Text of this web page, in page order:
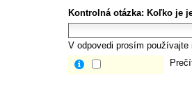
Kontrolná otázka: Koľko je
V odpovedi prosím